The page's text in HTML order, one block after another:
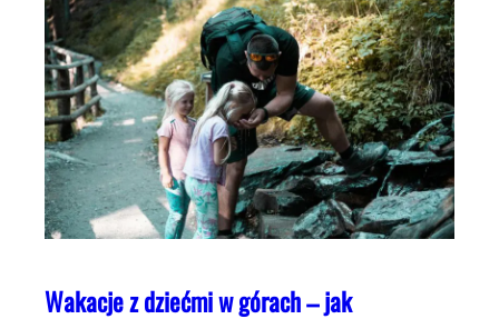
Wakacje z dziećmi w górach – jak